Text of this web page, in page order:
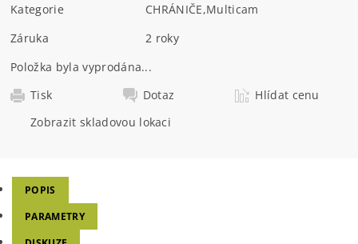
Kategorie
CHRÁNIČE,Multicam
Záruka
2 roky
Položka byla vyprodána...
Tisk
Dotaz
Hlídat cenu
Zobrazit skladovou lokaci
POPIS
PARAMETRY